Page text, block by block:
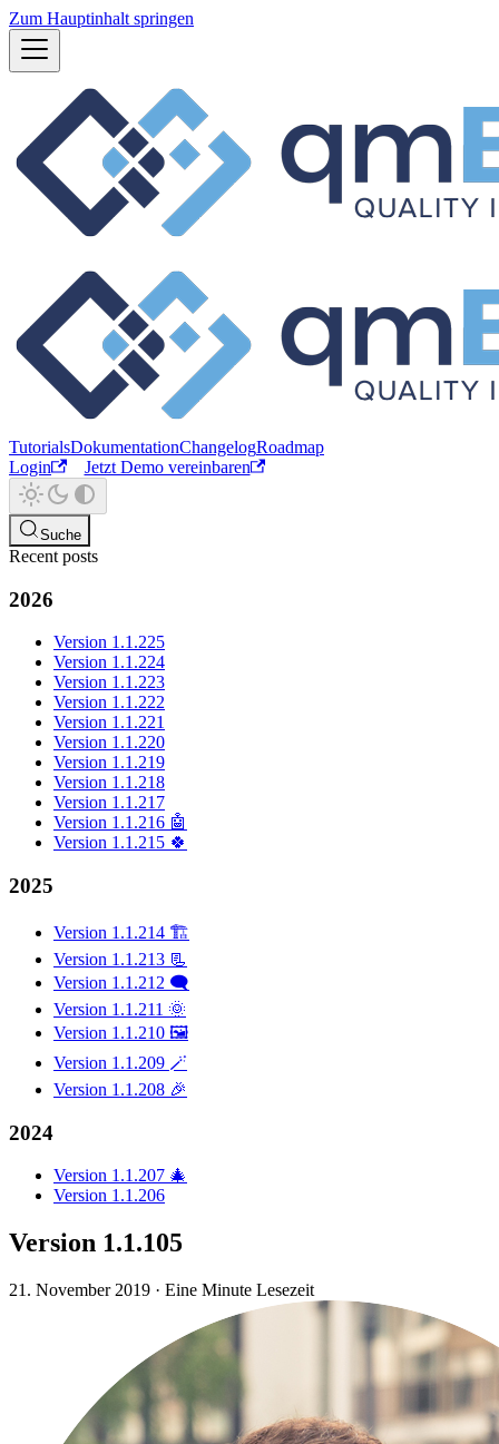
Zum Hauptinhalt springen
TutorialsDokumentationChangelogRoadmap
Login
Jetzt Demo vereinbaren
Suche
Recent posts
2026
Version 1.1.225
Version 1.1.224
Version 1.1.223
Version 1.1.222
Version 1.1.221
Version 1.1.220
Version 1.1.219
Version 1.1.218
Version 1.1.217
Version 1.1.216 🤖
Version 1.1.215 🍀
2025
Version 1.1.214 🏗️
Version 1.1.213 📃
Version 1.1.212 🗨️
Version 1.1.211 🌞
Version 1.1.210 🖼️
Version 1.1.209 🪄
Version 1.1.208 🎉
2024
Version 1.1.207 🎄
Version 1.1.206
Version 1.1.105
21. November 2019 · Eine Minute Lesezeit